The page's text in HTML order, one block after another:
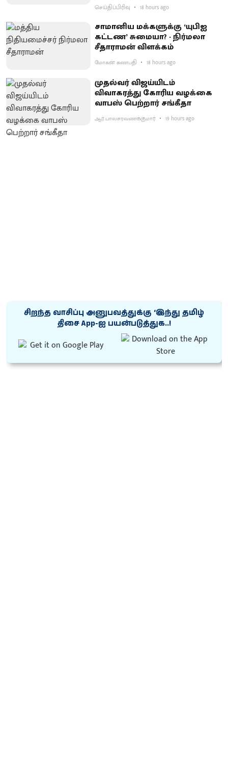
செய்திப்பிரிவு 18 hours ago
சாமானிய மக்களுக்கு ‘யுபிஐ
கட்டண’ சுமையா? - நிர்மலா
சீதாராமன் விளக்கம்
மோகன் கணபதி 18 hours ago
முதல்வர் விஜய்யிடம்
விவாகரத்து கோரிய வழக்கை
வாபஸ் பெற்றார் சங்கீதா
ஆர்.பாலசரவணக்குமார் 19 hours ago
சிறந்த வாசிப்பு அனுபவத்துக்கு ‘இந்து தமிழ்
திசை App-ஐ பயன்படுத்துக..!